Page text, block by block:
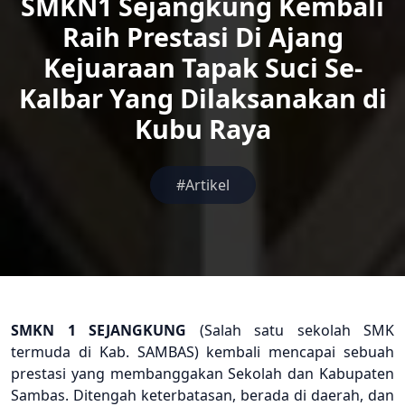
Raih Prestasi Di Ajang
Kejuaraan Tapak Suci Se-
Kalbar Yang Dilaksanakan di
Kubu Raya
#Artikel
SMKN 1 SEJANGKUNG (Salah satu sekolah SMK
termuda di Kab. SAMBAS) kembali mencapai sebuah
prestasi yang membanggakan Sekolah dan Kabupaten
Sambas. Ditengah keterbatasan, berada di daerah, dan